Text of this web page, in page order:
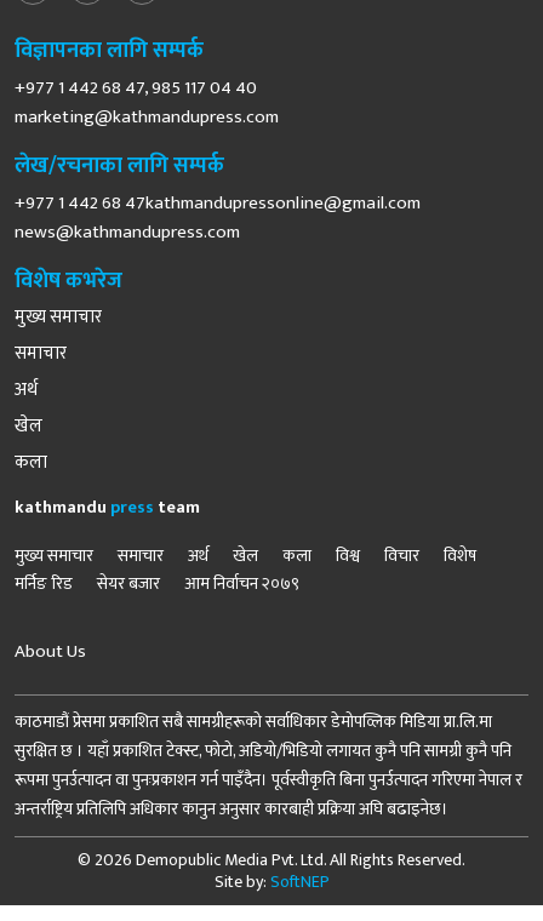
विज्ञापनका लागि सम्पर्क
+977 1 442 68 47, 985 117 04 40
marketing@kathmandupress.com
लेख/रचनाका लागि सम्पर्क
+977 1 442 68 47kathmandupressonline@gmail.com
news@kathmandupress.com
विशेष कभरेज
मुख्य समाचार
समाचार
अर्थ
खेल
कला
kathmandu press team
मुख्य समाचार
समाचार अर्थ खेल कला विश्व विचार
विशेष
मर्निङ रिड
सेयर बजार आम निर्वाचन २०७९
About Us
काठमाडौं प्रेसमा प्रकाशित सबै सामग्रीहरूको सर्वाधिकार डेमोपव्लिक मिडिया प्रा.लि.मा
सुरक्षित छ । यहाँ प्रकाशित टेक्स्ट, फोटो, अडियो/भिडियो लगायत कुनै पनि सामग्री कुनै पनि
रूपमा पुनर्उत्पादन वा पुनःप्रकाशन गर्न पाइँदैन। पूर्वस्वीकृति बिना पुनर्उत्पादन गरिएमा नेपाल र
अन्तर्राष्ट्रिय प्रतिलिपि अधिकार कानुन अनुसार कारबाही प्रक्रिया अघि बढाइनेछ।
© 2026 Demopublic Media Pvt. Ltd. All Rights Reserved.
Site by:SoftNEP